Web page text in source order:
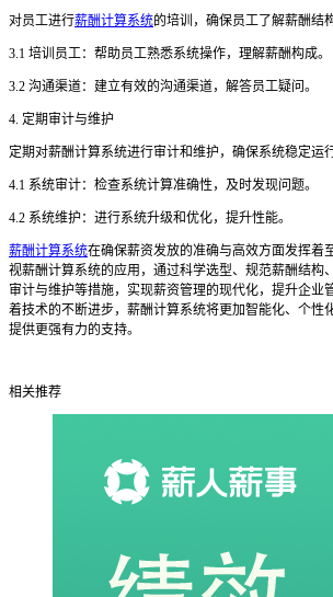
对员工进行薪酬计算系统的培训，确保员工了解薪酬结
3.1 培训员工：帮助员工熟悉系统操作，理解薪酬构成。
3.2 沟通渠道：建立有效的沟通渠道，解答员工疑问。
4. 定期审计与维护
定期对薪酬计算系统进行审计和维护，确保系统稳定运行
4.1 系统审计：检查系统计算准确性，及时发现问题。
4.2 系统维护：进行系统升级和优化，提升性能。
薪酬计算系统在确保薪资发放的准确与高效方面发挥着
视薪酬计算系统的应用，通过科学选型、规范薪酬结构
审计与维护等措施，实现薪资管理的现代化，提升企业
着技术的不断进步，薪酬计算系统将更加智能化、个性
提供更强有力的支持。
相关推荐